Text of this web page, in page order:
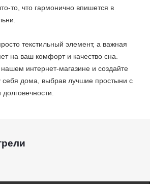
то, что гармонично впишется в
текстильный элемент, а важная
на ваш комфорт и качество сна.
интернет-магазине и создайте
дома, выбрав лучшие простыни с